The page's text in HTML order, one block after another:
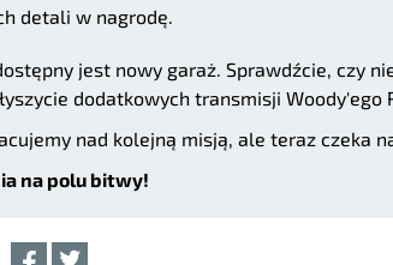
detali w nagrodę.
jest nowy garaż. Sprawdźcie, czy
dodatkowych transmisji Woody'ego
nad kolejną misją, ale teraz czeka
na polu bitwy!